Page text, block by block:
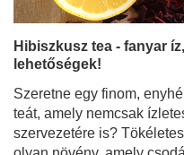
Szeretne egy finom,
teát, amely nemcsak
szervezetére is?
olyan növény, amely
italok és házi limonádék
tálalva is ugyanolyan
napokon. Nem csak egy
hibiszkuszszirmok tele